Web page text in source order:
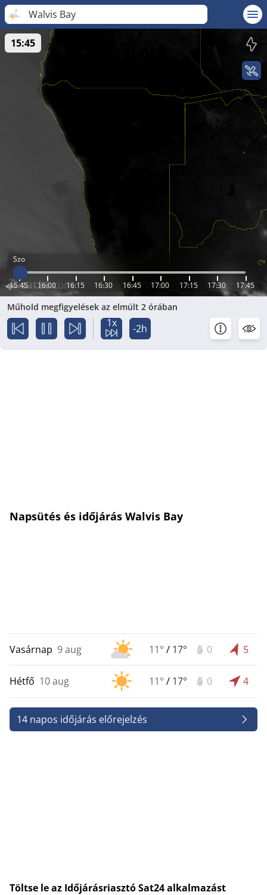
Walvis Bay
Szo
15:45 16:00 16:15 16:30 16:45 17:00 17:15 17:30 17:45
15:45
Műhold megfigyelések az elmúlt 2 órában
1x -2h
Napsütés és időjárás Walvis Bay
Vasárnap 9 aug 11° / 17° 0 5
Hétfő 10 aug 11° / 17° 0 4
14 napos időjárás előrejelzés
Töltse le az Időjárásriasztó Sat24 alkalmazást